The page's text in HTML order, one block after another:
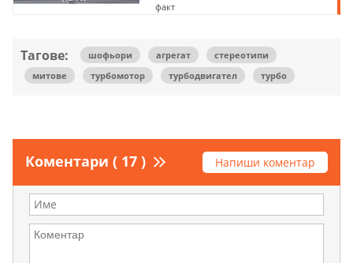
факт
Тагове: шофьори агрегат
стереотипи
митове
турбомотор турбодвигател турбо
Коментари ( 17 ) Напиши коментар